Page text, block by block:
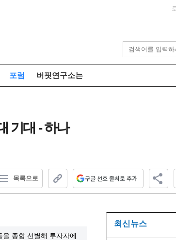
포럼 버핏연구소는
기대 - 하나
목록으로 구글 선호 출처로 추가
종합 선별해 투자자에
최신뉴스